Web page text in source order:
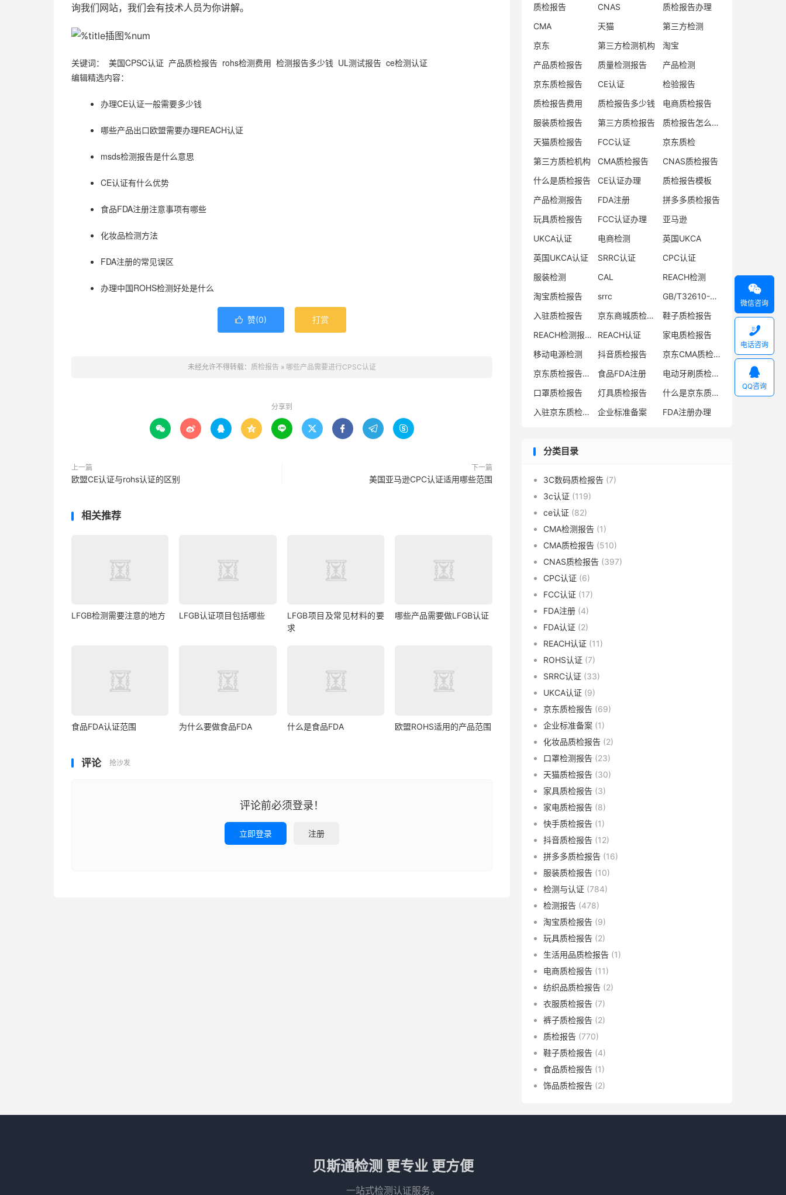
询我们网站，我们会有技术人员为你讲解。
关键词： 美国CPSC认证 产品质检报告 rohs检测费用 检测报告多少钱 UL测试报告 ce检测认证
编辑精选内容：
办理CE认证一般需要多少钱
哪些产品出口欧盟需要办理REACH认证
msds检测报告是什么意思
CE认证有什么优势
食品FDA注册注意事项有哪些
化妆品检测方法
FDA注册的常见误区
办理中国ROHS检测好处是什么
 赞(0) 打赏
未经允许不得转载： 质检报告 » 哪些产品需要进行CPSC认证
分享到
        
上一篇
欧盟CE认证与rohs认证的区别
下一篇
美国亚马逊CPC认证适用哪些范围
相关推荐
LFGB检测需要注意的地方 LFGB认证项目包括哪些
LFGB项目及常见材料的要
求
哪些产品需要做LFGB认证
食品FDA认证范围 为什么要做食品FDA 什么是食品FDA 欧盟ROHS适用的产品范围
评论 抢沙发
评论前必须登录！
立即登录 注册
质检报告 CNAS
质检报告办理
CMA
天猫
第三方检测
京东
第三方检测机构
淘宝
产品质检报告
质量检测报告
产品检测
京东质检报告
CE认证
检验报告
质检报告费用
质检报告多少钱
电商质检报告
服装质检报告
第三方质检报告
质检报告怎么办理
天猫质检报告
FCC认证
京东质检
第三方质检机构
CMA质检报告
CNAS质检报告
什么是质检报告
CE认证办理
质检报告模板
产品检测报告
FDA注册
拼多多质检报告
玩具质检报告
FCC认证办理
亚马逊
UKCA认证
电商检测
英国UKCA
英国UKCA认证
SRRC认证
CPC认证
服装检测
CAL
REACH检测
淘宝质检报告
srrc
GB/T32610-2016
入驻质检报告
京东商城质检报告
鞋子质检报告
REACH检测报告
REACH认证
家电质检报告
移动电源检测
抖音质检报告
京东CMA质检报告
京东质检报告办理
食品FDA注册
电动牙刷质检报告
口罩质检报告
灯具质检报告
什么是京东质检报告
入驻京东质检报告
企业标准备案 FDA注册办理
分类目录
3C数码质检报告 (7)
3c认证 (119)
ce认证 (82)
CMA检测报告 (1)
CMA质检报告 (510)
CNAS质检报告 (397)
CPC认证 (6)
FCC认证 (17)
FDA注册 (4)
FDA认证 (2)
REACH认证 (11)
ROHS认证 (7)
SRRC认证 (33)
UKCA认证 (9)
京东质检报告 (69)
企业标准备案 (1)
化妆品质检报告 (2)
口罩检测报告 (23)
天猫质检报告 (30)
家具质检报告 (3)
家电质检报告 (8)
快手质检报告 (1)
抖音质检报告 (12)
拼多多质检报告 (16)
服装质检报告 (10)
检测与认证 (784)
检测报告 (478)
淘宝质检报告 (9)
玩具质检报告 (2)
生活用品质检报告 (1)
电商质检报告 (11)
纺织品质检报告 (2)
衣服质检报告 (7)
裤子质检报告 (2)
质检报告 (770)
鞋子质检报告 (4)
食品质检报告 (1)
饰品质检报告 (2)
贝斯通检测 更专业 更方便
一站式检测认证服务。

微信咨询

电话咨询

QQ咨询